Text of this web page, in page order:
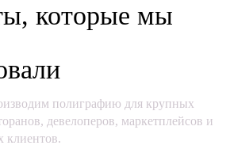
которые мы
полиграфию для крупных
девелоперов, маркетплейсов и
клиентов.